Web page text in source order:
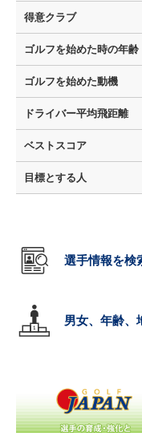
得意クラブ
ゴルフを始めた時の年齢
ゴルフを始めた動機
ドライバー平均飛距離
ベストスコア
目標とする人
選手情報を検
男女、年齢、